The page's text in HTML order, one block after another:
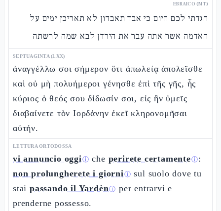
EBRAICO (MT)
הגדתי לכם היום כי אבד תאבדון לא תאריכן ימים על
האדמה אשר אתה עבר את הירדן לבא שמה לרשתה
SEPTUAGINTA (LXX)
ἀναγγέλλω σοι σήμερον ὅτι ἀπωλείᾳ ἀπολεῖσθε
καὶ οὐ μὴ πολυήμεροι γένησθε ἐπὶ τῆς γῆς, ἧς
κύριος ὁ θεός σου δίδωσίν σοι, εἰς ἣν ὑμεῖς
διαβαίνετε τὸν Ιορδάνην ἐκεῖ κληρονομῆσαι
αὐτήν.
LETTURA ORTODOSSA
vi annuncio oggiⓘ che perirete certamenteⓘ:
non prolungherete i giorniⓘ sul suolo dove tu
stai passando il Yardènⓘ per entrarvi e
prenderne possesso.